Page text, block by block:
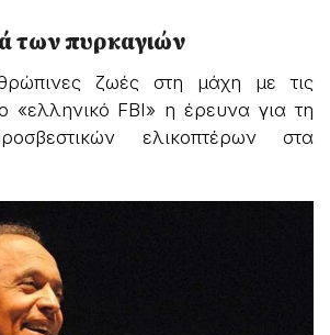
των πυρκαγιών
ζωές στη μάχη με τις
«ελληνικό FBI» η έρευνα για τη
ελικοπτέρων στα